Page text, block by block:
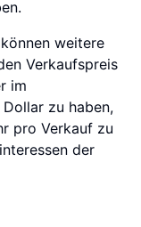
weitere
Verkaufspreis
im
zu haben,
pro Verkauf zu
der